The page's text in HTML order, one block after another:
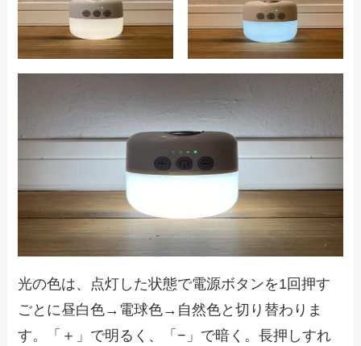
光の色は、点灯した状態で電源ボタンを1回押す
ごとに昼白色→電球色→自然色と切り替わりま
す。「＋」で明るく、「−」で暗く。長押しすれ